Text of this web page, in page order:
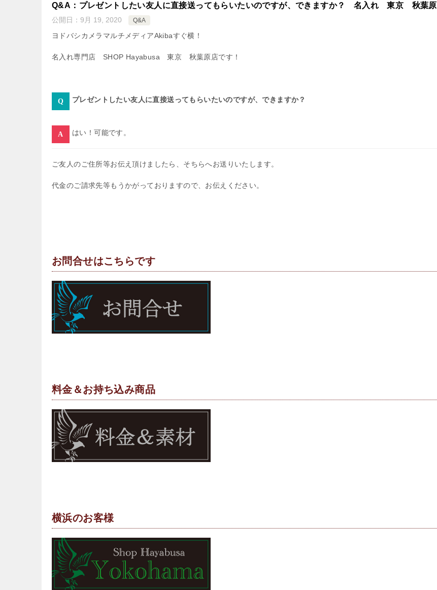
Q&A：プレゼントしたい友人に直接送ってもらいたいのですが、できますか？ 名入れ 東京 秋葉原
公開日： 9月 19, 2020 Q&A
ヨドバシカメラマルチメディアAkibaすぐ横！
名入れ専門店 SHOP Hayabusa 東京 秋葉原店です！
プレゼントしたい友人に直接送ってもらいたいのですが、できますか？
はい！可能です。
ご友人のご住所等お伝え頂けましたら、そちらへお送りいたします。
代金のご請求先等もうかがっておりますので、お伝えください。
お問合せはこちらです
料金＆お持ち込み商品
横浜のお客様